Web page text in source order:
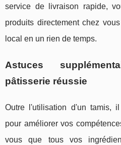
service de livraison rapide,
produits directement chez
local en un rien de temps.
Astuces
pâtisserie réussie
Outre l'utilisation d'un tamis,
pour améliorer vos
vous que tous vos